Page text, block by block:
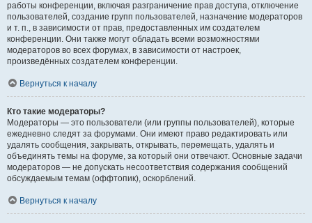
работы конференции, включая разграничение прав доступа, отключение
пользователей, создание групп пользователей, назначение модераторов
и т. п., в зависимости от прав, предоставленных им создателем
конференции. Они также могут обладать всеми возможностями
модераторов во всех форумах, в зависимости от настроек,
произведённых создателем конференции.
Вернуться к началу
Кто такие модераторы?
Модераторы — это пользователи (или группы пользователей), которые
ежедневно следят за форумами. Они имеют право редактировать или
удалять сообщения, закрывать, открывать, перемещать, удалять и
объединять темы на форуме, за который они отвечают. Основные задачи
модераторов — не допускать несоответствия содержания сообщений
обсуждаемым темам (оффтопик), оскорблений.
Вернуться к началу